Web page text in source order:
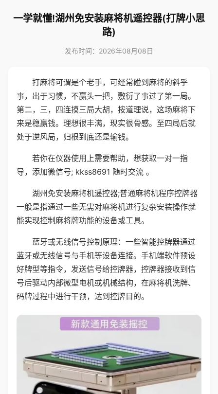
一学就懂!湖州免安装麻将机遥控器(打牌小思
路)
发布时间：2026年08月08日
打麻将可谓是个老手，可经常碰到麻将的斜乎
事，出于习惯，不赢头一把，敷衍了事过了第一局。
第二，三，四连摸三局大胡，按道理说，这场麻将下
来是稳赢钱。理想很丰满，现实很骨感。至四局后就
处于逆风局，归根到底还是输钱。
若你在仪器使用上需要帮助，想获取一对一指
导，添加微信号; kkss8691 随时交流 。
湖州免安装麻将机遥控器;普通麻将机程序控牌器
一般是指通过一些无需对麻将机进行复杂安装操作就
能实现控制麻将牌功能的设备或工具。
蓝牙或无线信号控制原理：一些智能控牌器通过
蓝牙或无线信号与手机等设备连接。手机端软件预设
好牌型等指令，发送信号给控牌器，控牌器接收到信
号后驱动内部微型电机或机械结构，在麻将机洗牌、
码牌过程中进行干预，达到控牌目的。